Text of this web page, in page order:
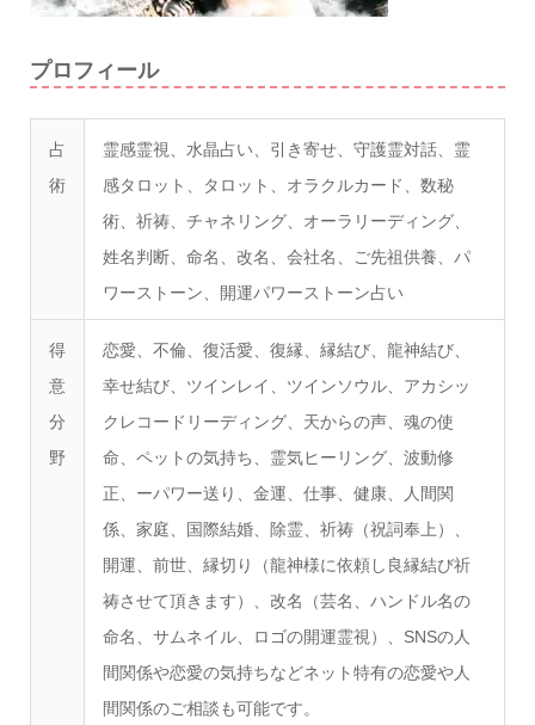
プロフィール
占
術
霊感霊視、水晶占い、引き寄せ、守護霊対話、霊
感タロット、タロット、オラクルカード、数秘
術、祈祷、チャネリング、オーラリーディング、
姓名判断、命名、改名、会社名、ご先祖供養、パ
ワーストーン、開運パワーストーン占い
得
意
分
野
恋愛、不倫、復活愛、復縁、縁結び、龍神結び、
幸せ結び、ツインレイ、ツインソウル、アカシッ
クレコードリーディング、天からの声、魂の使
命、ペットの気持ち、霊気ヒーリング、波動修
正、ーパワー送り、金運、仕事、健康、人間関
係、家庭、国際結婚、除霊、祈祷（祝詞奉上）、
開運、前世、縁切り（龍神様に依頼し良縁結び祈
祷させて頂きます）、改名（芸名、ハンドル名の
命名、サムネイル、ロゴの開運霊視）、SNSの人
間関係や恋愛の気持ちなどネット特有の恋愛や人
間関係のご相談も可能です。